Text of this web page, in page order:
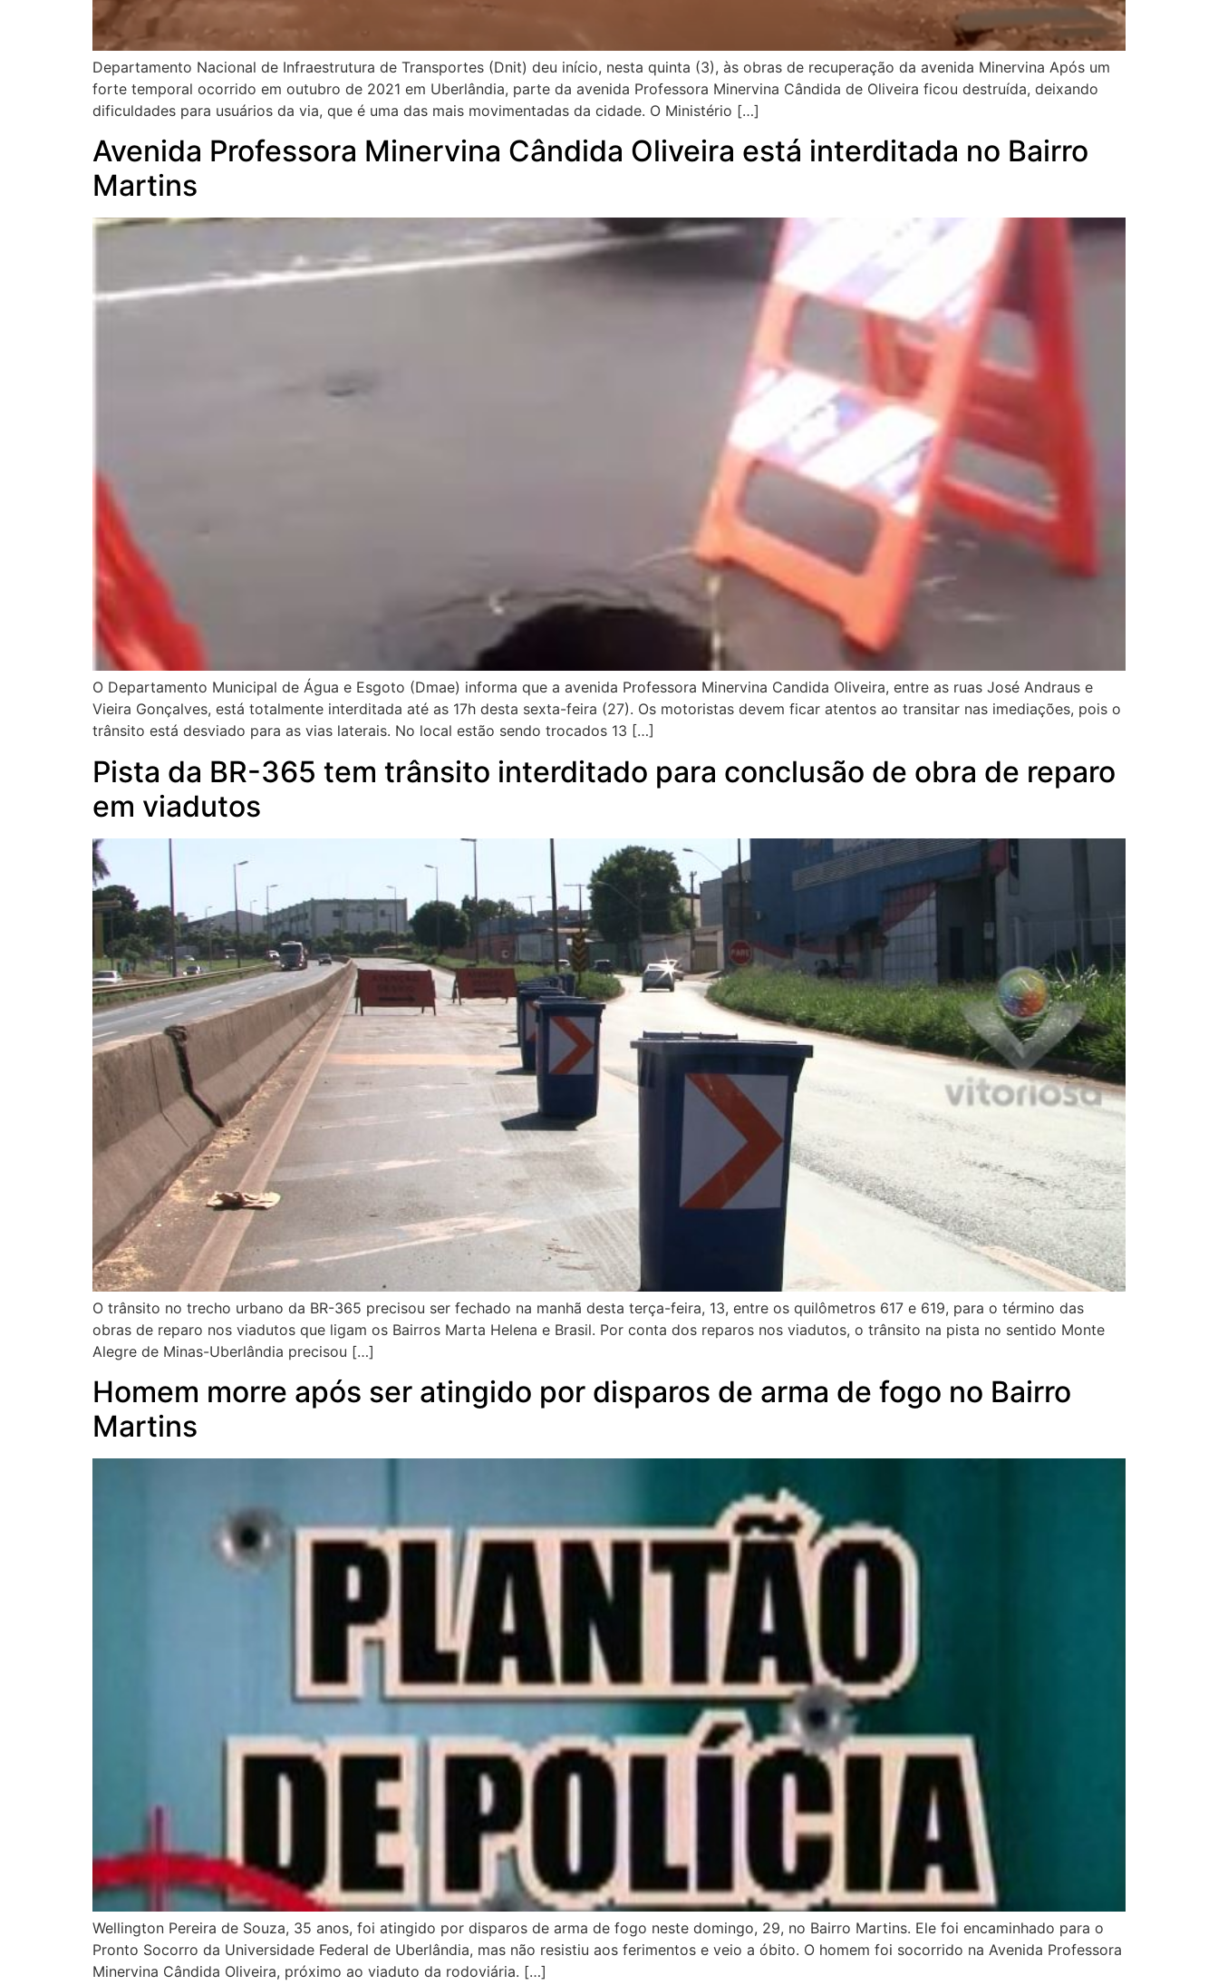
Departamento Nacional de Infraestrutura de Transportes (Dnit) deu início, nesta quinta (3), às obras de recuperação da avenida Minervina Após um
forte temporal ocorrido em outubro de 2021 em Uberlândia, parte da avenida Professora Minervina Cândida de Oliveira ficou destruída, deixando
dificuldades para usuários da via, que é uma das mais movimentadas da cidade. O Ministério […]
Avenida Professora Minervina Cândida Oliveira está interditada no Bairro
Martins
O Departamento Municipal de Água e Esgoto (Dmae) informa que a avenida Professora Minervina Candida Oliveira, entre as ruas José Andraus e
Vieira Gonçalves, está totalmente interditada até as 17h desta sexta-feira (27). Os motoristas devem ficar atentos ao transitar nas imediações, pois o
trânsito está desviado para as vias laterais. No local estão sendo trocados 13 […]
Pista da BR-365 tem trânsito interditado para conclusão de obra de reparo
em viadutos
O trânsito no trecho urbano da BR-365 precisou ser fechado na manhã desta terça-feira, 13, entre os quilômetros 617 e 619, para o término das
obras de reparo nos viadutos que ligam os Bairros Marta Helena e Brasil. Por conta dos reparos nos viadutos, o trânsito na pista no sentido Monte
Alegre de Minas-Uberlândia precisou […]
Homem morre após ser atingido por disparos de arma de fogo no Bairro
Martins
Wellington Pereira de Souza, 35 anos, foi atingido por disparos de arma de fogo neste domingo, 29, no Bairro Martins. Ele foi encaminhado para o
Pronto Socorro da Universidade Federal de Uberlândia, mas não resistiu aos ferimentos e veio a óbito. O homem foi socorrido na Avenida Professora
Minervina Cândida Oliveira, próximo ao viaduto da rodoviária. […]